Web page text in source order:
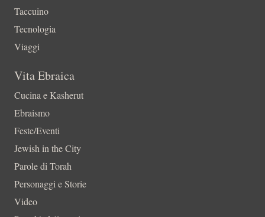
Taccuino
Tecnologia
Viaggi
Vita Ebraica
Cucina e Kasherut
Ebraismo
Feste/Eventi
Jewish in the City
Parole di Torah
Personaggi e Storie
Video